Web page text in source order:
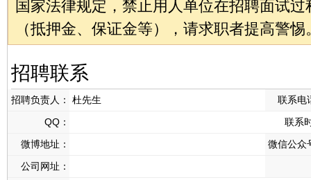
国家法律规定，禁止用人单位在招聘面试
（抵押金、保证金等），请求职者提高警惕
招聘联系
招聘负责人： 杜先生
联系电
QQ：
联系
微博地址：
微信公众
公司网址：